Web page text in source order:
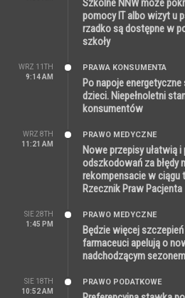
Szkolne NNW może
pomocy IT albo wizyt u
rzadko są dostępne w
szkoły
WRZ 11TH
9:14 AM
PRAWA KONSUMENTA
Po napoje
dzieci. Niepełnoletni
konsumentów
WRZ 8TH
11:21 AM
PRAWO MEDYCZNE
Nowe przepisy ułatwią
odszkodowań za błędy
rekompensacie w ciągu
Rzecznik Praw Pacjenta
SIE 28TH
1:45 PM
PRAWO MEDYCZNE
Będzie więcej
farmaceuci apelują o
nadchodzącym
SIE 18TH
10:52 AM
PRAWO PODATKOWE